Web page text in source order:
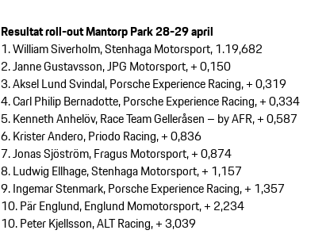
Resultat roll-out Mantorp Park 28-29 april
1. William Siverholm, Stenhaga Motorsport, 1.19,682
2. Janne Gustavsson, JPG Motorsport, + 0,150
3. Aksel Lund Svindal, Porsche Experience Racing, + 0,319
4. Carl Philip Bernadotte, Porsche Experience Racing, + 0,334
5. Kenneth Anhelöv, Race Team Gelleråsen – by AFR, + 0,587
6. Krister Andero, Priodo Racing, + 0,836
7. Jonas Sjöström, Fragus Motorsport, + 0,874
8. Ludwig Ellhage, Stenhaga Motorsport, + 1,157
9. Ingemar Stenmark, Porsche Experience Racing, + 1,357
10. Pär Englund, Englund Momotorsport, + 2,234
10. Peter Kjellsson, ALT Racing, + 3,039